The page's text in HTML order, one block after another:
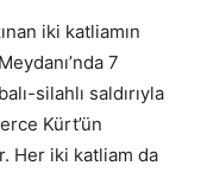
iki katliamın
7
silahlı saldırıyla
Kürt’ün
Her iki katliam da